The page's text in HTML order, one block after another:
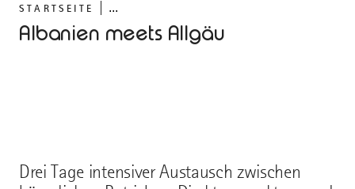
STARTSEITE ...
Albanien meets Allgäu
Drei Tage intensiver Austausch zwischen